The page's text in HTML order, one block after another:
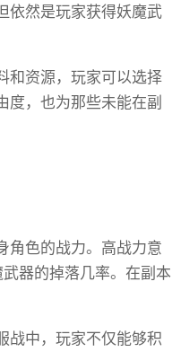
依然是玩家获得妖魔武
和资源，玩家可以选择
度，也为那些未能在副
角色的战力。高战力意
器的掉落几率。在副本
战中，玩家不仅能够积